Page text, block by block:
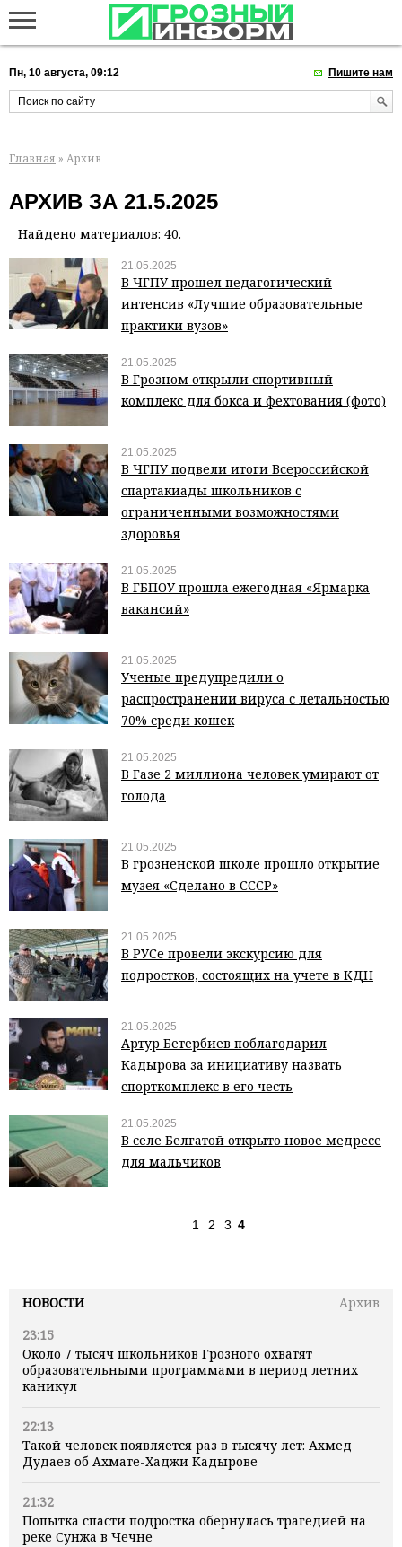
Пн, 10 августа, 09:12 Пишите нам
НОВОСТИ
Архив
23:15
Около 7 тысяч школьников Грозного охватят
образовательными программами в период летних
каникул
22:13
Такой человек появляется раз в тысячу лет: Ахмед
Дудаев об Ахмате-Хаджи Кадырове
21:32
Попытка спасти подростка обернулась трагедией на
реке Сунжа в Чечне
Главная » Архив
АРХИВ ЗА 21.5.2025
Найдено материалов: 40.
21.05.2025
В ЧГПУ прошел педагогический
интенсив «Лучшие образовательные
практики вузов»
21.05.2025
В Грозном открыли спортивный
комплекс для бокса и фехтования (фото)
21.05.2025
В ЧГПУ подвели итоги Всероссийской
спартакиады школьников с
ограниченными возможностями
здоровья
21.05.2025
В ГБПОУ прошла ежегодная «Ярмарка
вакансий»
21.05.2025
Ученые предупредили о
распространении вируса с летальностью
70% среди кошек
21.05.2025
В Газе 2 миллиона человек умирают от
голода
21.05.2025
В грозненской школе прошло открытие
музея «Сделано в СССР»
21.05.2025
В РУСе провели экскурсию для
подростков, состоящих на учете в КДН
21.05.2025
Артур Бетербиев поблагодарил
Кадырова за инициативу назвать
спорткомплекс в его честь
21.05.2025
В селе Белгатой открыто новое медресе
для мальчиков
1 2 3 4